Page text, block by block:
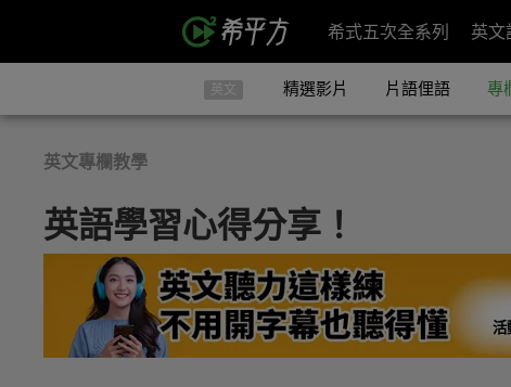
希式五次全系列 英文
英文 精選影片 片語俚語 專
英文專欄教學
英語學習心得分享！
活